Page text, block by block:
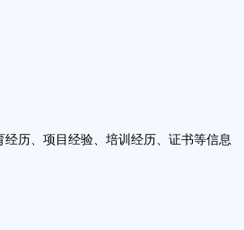
历、项目经验、培训经历、证书等信息